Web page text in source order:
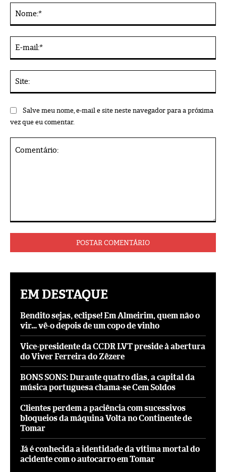
Salve meu nome, e-mail e site neste navegador para a próxima
vez que eu comentar.
EM DESTAQUE
Bendito sejas, eclipse! Em Almeirim, quem não o
vir… vê-o depois de um copo de vinho
Vice-presidente da CCDR LVT preside à abertura
do Viver Ferreira do Zêzere
BONS SONS: Durante quatro dias, a capital da
música portuguesa chama-se Cem Soldos
Clientes perdem a paciência com sucessivos
bloqueios da máquina Volta no Continente de
Tomar
Já é conhecida a identidade da vítima mortal do
acidente com o autocarro em Tomar